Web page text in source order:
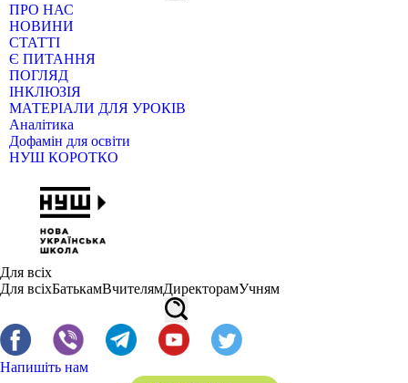
ПРО НАС
НОВИНИ
СТАТТІ
Є ПИТАННЯ
ПОГЛЯД
ІНКЛЮЗІЯ
МАТЕРІАЛИ ДЛЯ УРОКІВ
Аналітика
Дофамін для освіти
НУШ КОРОТКО
Для всіх
Для всіхБатькамВчителямДиректорамУчням
Напишіть нам